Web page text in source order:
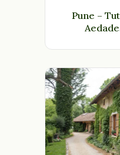
Pune –